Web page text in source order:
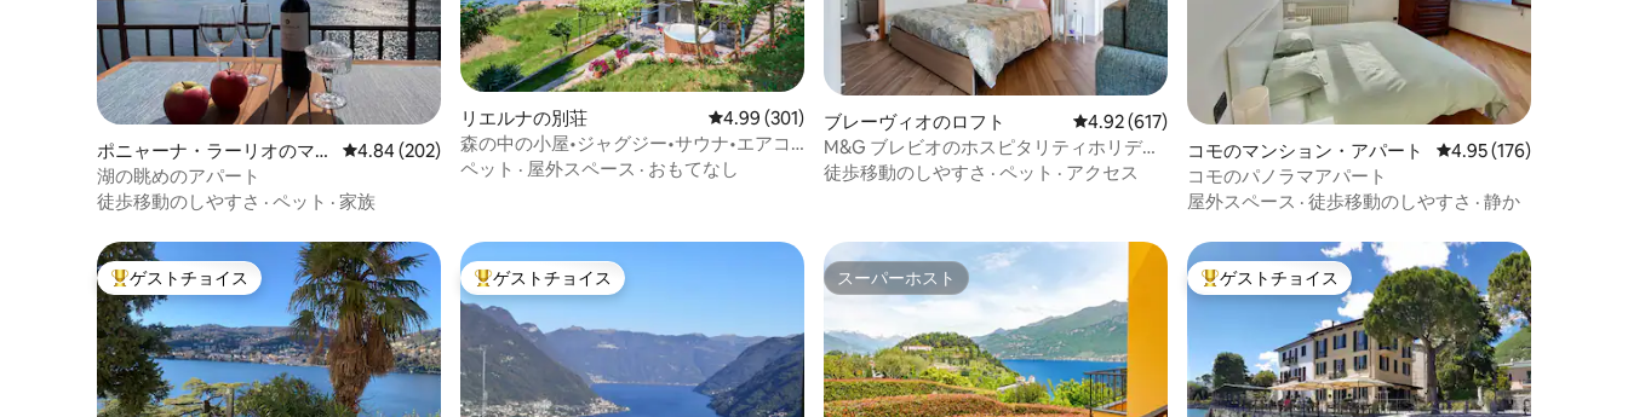
ポニャーナ・ラーリオのマン
ション・アパート
レビュー202件、5つ星中4.84つ星の平均評価
4.84 (202)
湖の眺めのアパート
徒歩移動のしやすさ · ペット · 家族
リエルナの別荘 レビュー301件、5つ星中4.99つ星の平均評価
4.99 (301)
森の中の小屋•ジャグジー•サウナ•エアコ
ン•ヴァレンナ近く
ペット · 屋外スペース · おもてなし
ブレーヴィオのロフト レビュー617件、5つ星中4.92つ星の平均評価
4.92 (617)
M&G ブレビオのホスピタリティホリデー
ホーム
徒歩移動のしやすさ · ペット · アクセス
コモのマンション・アパート レビュー176件、5つ
4.95 (176)
コモのパノラマアパート
屋外スペース · 徒歩移動のしやすさ · 静か
大好評のゲストチョイスです。
ゲストチョイス 大好評のゲストチョイスです。
ゲストチョイス スーパーホスト
スーパーホスト 大好評のゲストチョイスです。
ゲストチョイス